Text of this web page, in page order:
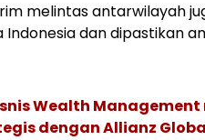
melintas antarwilayah
Indonesia dan dipastikan
Wealth
dengan Allianz